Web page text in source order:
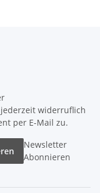
widerruflich
per E-Mail zu.
Newsletter
Abonnieren